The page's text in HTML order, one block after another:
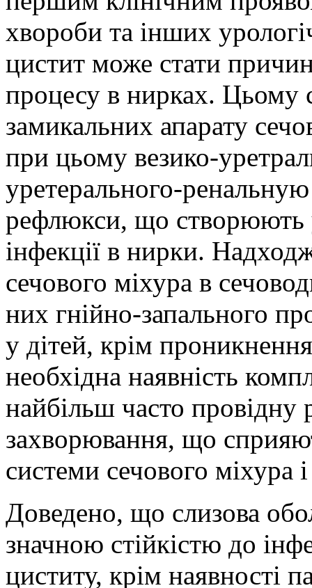
хвороби та інших
цистит може стати
процесу в нирках. Цьому
замикальних апарату
при цьому везико-
уретерального-
рефлюкси, що створюють
інфекції в нирки.
сечового міхура в
них гнійно-запального
у дітей, крім
необхідна наявність
найбільш часто провідну
захворювання, що
системи сечового міхура
Доведено, що слизова
значною стійкістю до
циститу, крім наявності